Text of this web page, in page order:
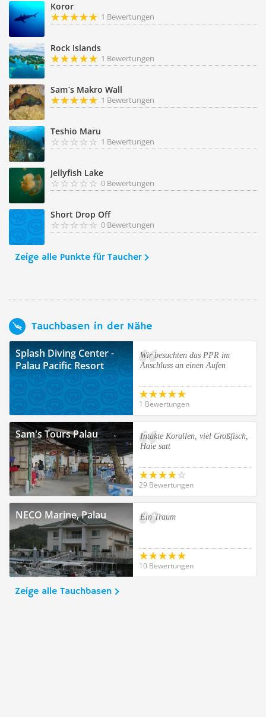
Koror
1 Bewertungen
Rock Islands
1 Bewertungen
Sam`s Makro Wall
1 Bewertungen
Teshio Maru
1 Bewertungen
Jellyfish Lake
0 Bewertungen
Short Drop Off
0 Bewertungen
Zeige alle Punkte für Taucher
Tauchbasen in der Nähe
Splash Diving Center -
Palau Pacific Resort
Wir besuchten das PPR im
Anschluss an einen Aufen
1 Bewertungen
Sam's Tours Palau
Intakte Korallen, viel Großfisch,
Haie satt
29 Bewertungen
NECO Marine, Palau Ein Traum
10 Bewertungen
Zeige alle Tauchbasen